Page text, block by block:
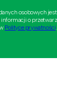
osobowych
o
Polityce prywatności